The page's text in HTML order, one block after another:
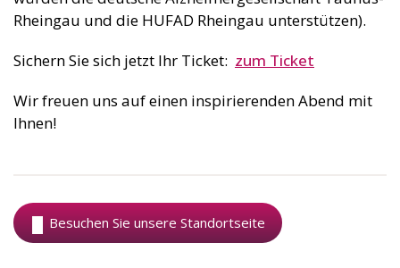
Rheingau und die HUFAD Rheingau unterstützen).
Sichern Sie sich jetzt Ihr Ticket: zum Ticket
Wir freuen uns auf einen inspirierenden Abend mit
Ihnen!
Besuchen Sie unsere Standortseite